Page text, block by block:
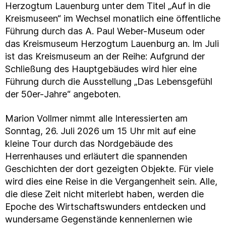
Herzogtum Lauenburg unter dem Titel „Auf in die
Kreismuseen“ im Wechsel monatlich eine öffentliche
Führung durch das A. Paul Weber-Museum oder
das Kreismuseum Herzogtum Lauenburg an. Im Juli
ist das Kreismuseum an der Reihe: Aufgrund der
Schließung des Hauptgebäudes wird hier eine
Führung durch die Ausstellung „Das Lebensgefühl
der 50er-Jahre“ angeboten.
Marion Vollmer nimmt alle Interessierten am
Sonntag, 26. Juli 2026 um 15 Uhr mit auf eine
kleine Tour durch das Nordgebäude des
Herrenhauses und erläutert die spannenden
Geschichten der dort gezeigten Objekte. Für viele
wird dies eine Reise in die Vergangenheit sein. Alle,
die diese Zeit nicht miterlebt haben, werden die
Epoche des Wirtschaftswunders entdecken und
wundersame Gegenstände kennenlernen wie